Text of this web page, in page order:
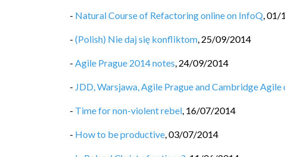
- Natural Course of Refactoring online on InfoQ,01/
- (Polish) Nie daj się konfliktom, 25/09/2014
- Agile Prague 2014 notes, 24/09/2014
- JDD, Warsjawa, Agile Prague and Cambridge Agile
- Time for non-violent rebel, 16/07/2014
- How to be productive,03/07/2014